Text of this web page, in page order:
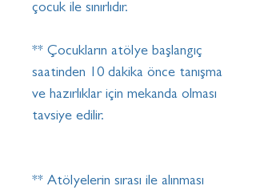
çocuk ile sınırlıdır.
** Çocukların atölye başlangıç
saatinden 10 dakika önce tanışma
ve hazırlıklar için mekanda olması
tavsiye edilir.
** Atölyelerin sırası ile alınması